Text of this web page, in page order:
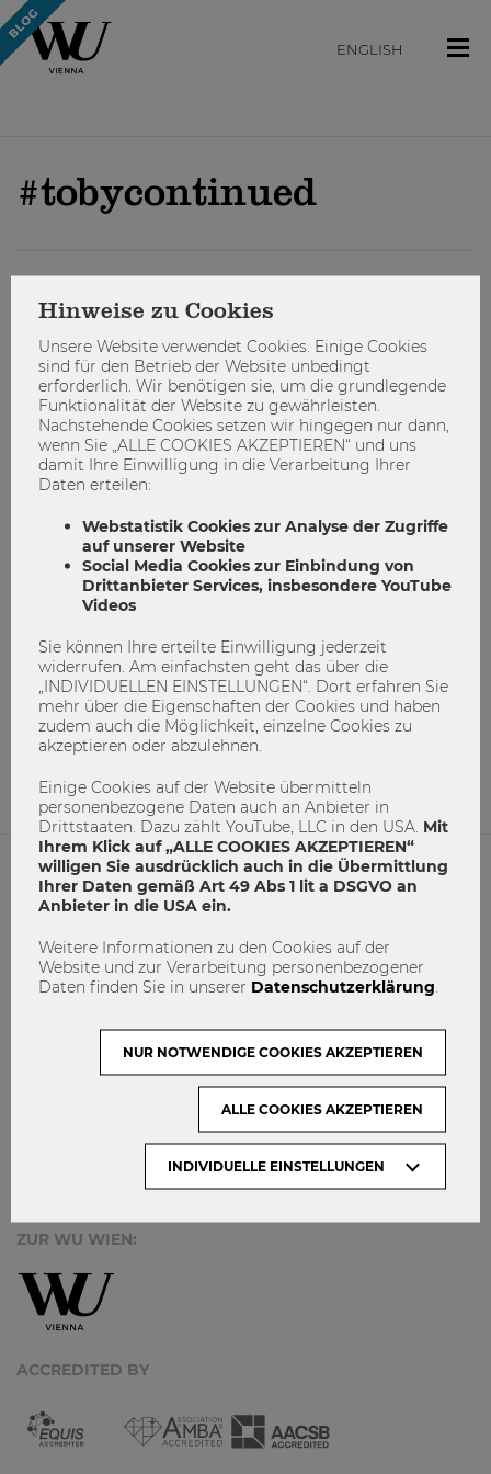
ENGLISH
#tobycontinued
Mein Studium & die Idee
App Startup Toby tobycontinued
NETIQUETTE
MACH MIT!
DATENSCHUTZ
ZUR WU WIEN:
ACCREDITED BY
Hinweise zu Cookies
Unsere Website verwendet Cookies. Einige Cookies
sind für den Betrieb der Website unbedingt
erforderlich. Wir benötigen sie, um die grundlegende
Funktionalität der Website zu gewährleisten.
Nachstehende Cookies setzen wir hingegen nur dann,
wenn Sie „ALLE COOKIES AKZEPTIEREN“ und uns
damit Ihre Einwilligung in die Verarbeitung Ihrer
Daten erteilen:
Webstatistik Cookies zur Analyse der Zugriffe
auf unserer Website
Social Media Cookies zur Einbindung von
Drittanbieter Services, insbesondere YouTube
Videos
Sie können Ihre erteilte Einwilligung jederzeit
widerrufen. Am einfachsten geht das über die
„INDIVIDUELLEN EINSTELLUNGEN“. Dort erfahren Sie
mehr über die Eigenschaften der Cookies und haben
zudem auch die Möglichkeit, einzelne Cookies zu
akzeptieren oder abzulehnen.
Einige Cookies auf der Website übermitteln
personenbezogene Daten auch an Anbieter in
Drittstaaten. Dazu zählt YouTube, LLC in den USA. Mit
Ihrem Klick auf „ALLE COOKIES AKZEPTIEREN“
willigen Sie ausdrücklich auch in die Übermittlung
Ihrer Daten gemäß Art 49 Abs 1 lit a DSGVO an
Anbieter in die USA ein.
Weitere Informationen zu den Cookies auf der
Website und zur Verarbeitung personenbezogener
Daten finden Sie in unserer Datenschutzerklärung
INDIVIDUELLE EINSTELLUNGEN
NUR NOTWENDIGE COOKIES AKZEPTIEREN
ALLE COOKIES AKZEPTIEREN